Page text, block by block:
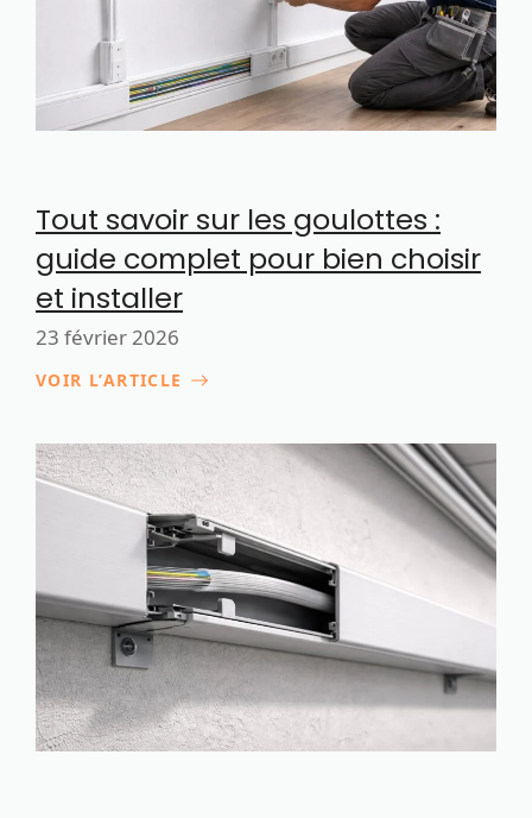
Tout savoir sur les goulottes :
guide complet pour bien choisir
et installer
23 février 2026
VOIR L’ARTICLE